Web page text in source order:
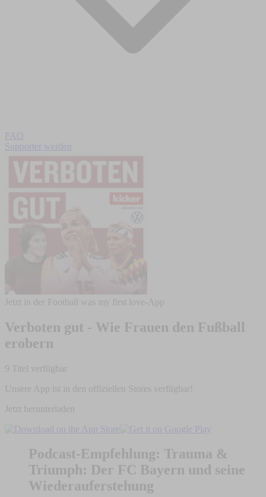
FAQ
Supporter werden
Jetzt in der Football was my first love-App
Verboten gut - Wie Frauen den Fußball
erobern
9 Titel verfügbar
Unsere App ist in den offiziellen Stores verfügbar!
Jetzt herunterladen
Podcast-Empfehlung: Trauma &
Triumph: Der FC Bayern und seine
Wiederauferstehung